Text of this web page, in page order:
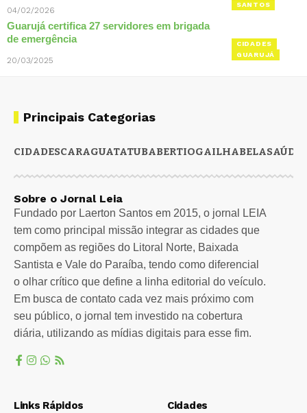
SANTOS
04/02/2026
CIDADES
GUARUJÁ
Guarujá certifica 27 servidores em brigada
de emergência
20/03/2025
Principais Categorias
CIDADESCARAGUATATUBABERTIOGAILHABELASAÚDE
Sobre o Jornal Leia
Fundado por Laerton Santos em 2015, o jornal LEIA
tem como principal missão integrar as cidades que
compõem as regiões do Litoral Norte, Baixada
Santista e Vale do Paraíba, tendo como diferencial
o olhar crítico que define a linha editorial do veículo.
Em busca de contato cada vez mais próximo com
seu público, o jornal tem investido na cobertura
diária, utilizando as mídias digitais para esse fim.
Links Rápidos Cidades